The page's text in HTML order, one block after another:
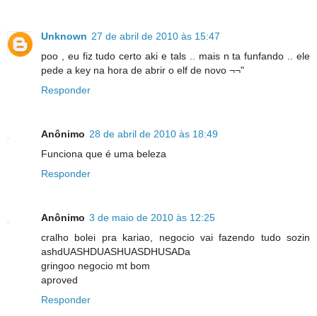
Unknown 27 de abril de 2010 às 15:47
poo , eu fiz tudo certo aki e tals .. mais n ta funfando .. ele
pede a key na hora de abrir o elf de novo ¬¬"
Responder
Anônimo 28 de abril de 2010 às 18:49
Funciona que é uma beleza
Responder
Anônimo 3 de maio de 2010 às 12:25
cralho bolei pra kariao, negocio vai fazendo tudo sozin
ashdUASHDUASHUASDHUSADa
gringoo negocio mt bom
aproved
Responder